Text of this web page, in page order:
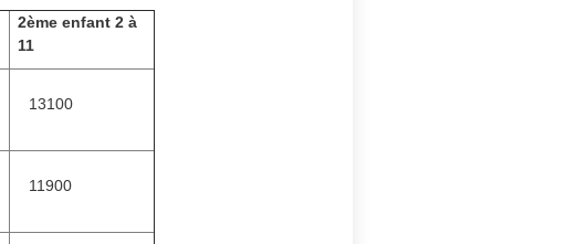
2ème enfant 2 à
11
13100
11900